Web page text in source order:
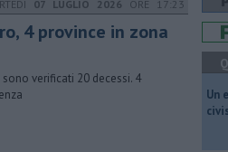
07 LUGLIO 2026 ORE 17:23
4 province in zona
verificati 20 decessi. 4
​Un